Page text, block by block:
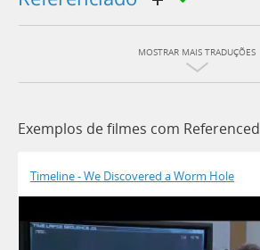
MOSTRAR MAIS TRADUÇÕES
Exemplos de filmes com Referenced
Timeline - We Discovered a Worm Hole